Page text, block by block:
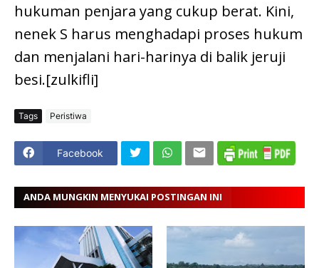
hukuman penjara yang cukup berat. Kini,
nenek S harus menghadapi proses hukum
dan menjalani hari-harinya di balik jeruji
besi.[zulkifli]
Tags Peristiwa
Facebook
ANDA MUNGKIN MENYUKAI POSTINGAN INI